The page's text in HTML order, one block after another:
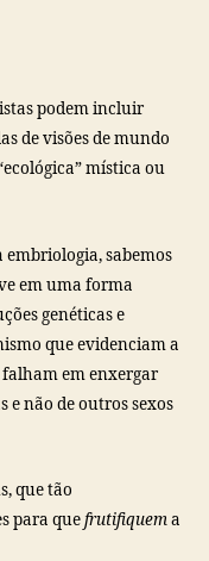
podem incluir
de visões de mundo
mística ou
sabemos
em uma forma
genéticas e
que evidenciam a
falham em enxergar
e não de outros sexos
que tão
para quefrutifiquema